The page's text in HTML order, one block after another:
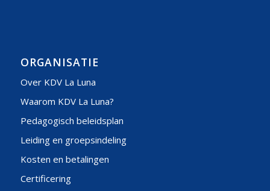
ORGANISATIE
Over KDV La Luna
Waarom KDV La Luna?
Pedagogisch beleidsplan
Leiding en groepsindeling
Kosten en betalingen
Certificering